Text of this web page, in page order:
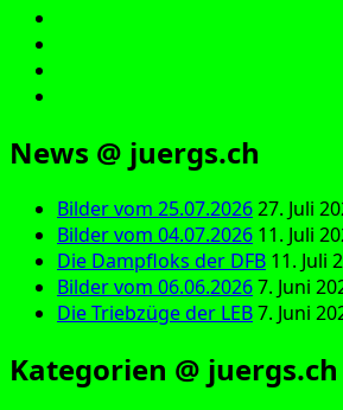
News @ juergs.ch
Bilder vom 25.07.202627. Juli
Bilder vom 04.07.2026 11. Juli
Die Dampfloks der DFB 11. Juli
Bilder vom 06.06.20267. Juni
Die Triebzüge der LEB7. Juni
Kategorien @ juergs.ch